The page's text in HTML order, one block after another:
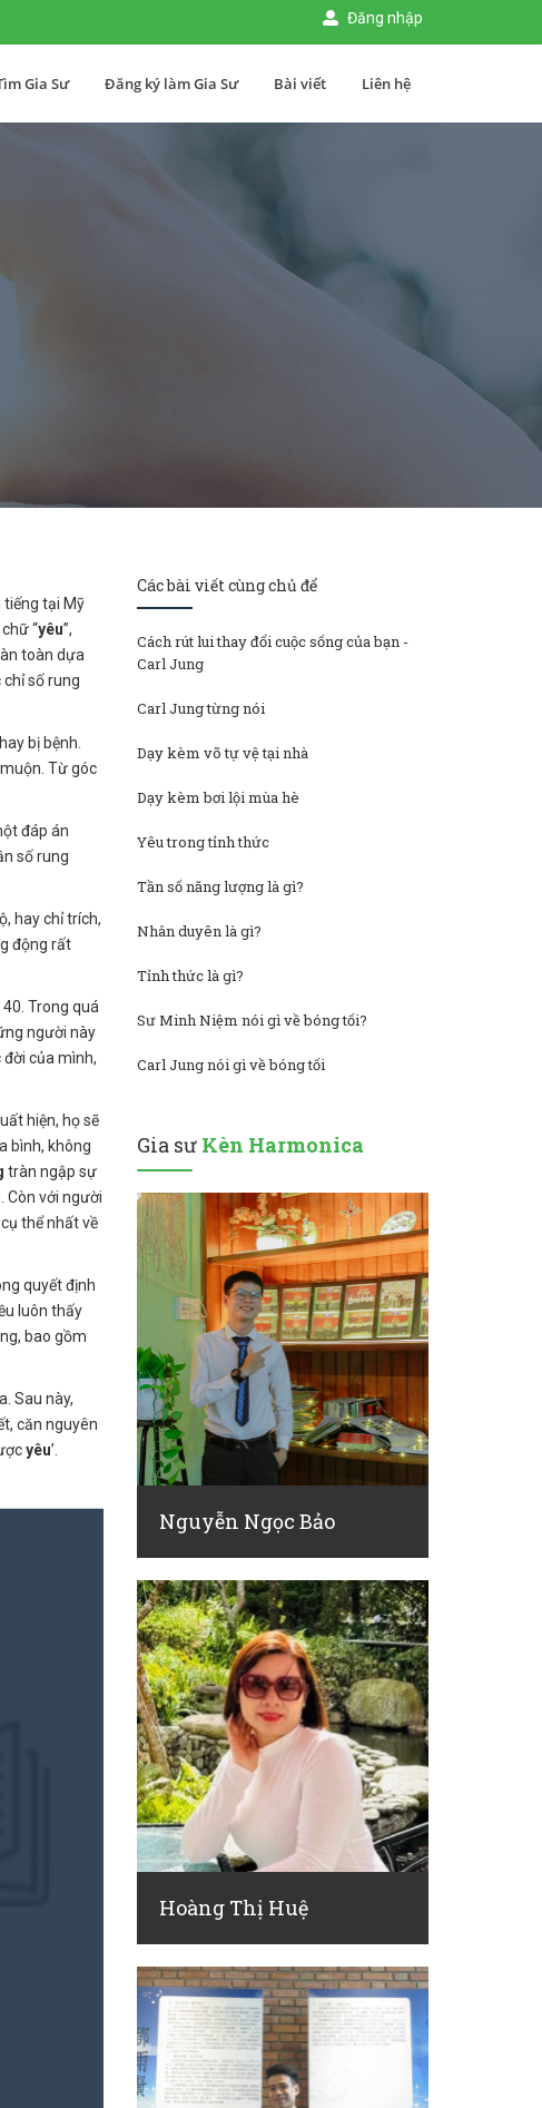
Đăng nhập
Gia Sư Đăng ký làm Gia Sư Bài viết Liên hệ
tiếng tại Mỹ
“yêu”,
toàn dựa
số rung
bị bệnh.
Từ góc
đáp án
số rung
hay chỉ trích,
động rất
Trong quá
người này
của mình,
hiện, họ sẽ
bình, không
tràn ngập sự
Còn với người
thể nhất về
quyết định
luôn thấy
bao gồm
Sau này,
căn nguyên
yêu’.
Các bài viết cùng chủ để
Cách rút lui thay đổi cuộc sống của bạn -
Carl Jung
Carl Jung từng nói
Dạy kèm võ tự vệ tại nhà
Dạy kèm bơi lội mùa hè
Yêu trong tỉnh thức
Tần số năng lượng là gì?
Nhân duyên là gì?
Tỉnh thức là gì?
Sư Minh Niệm nói gì về bóng tối?
Carl Jung nói gì về bóng tối
Gia sư Kèn Harmonica
Nguyễn Ngọc Bảo
Hoàng Thị Huệ